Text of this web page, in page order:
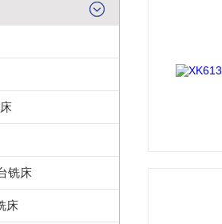
铣床
床